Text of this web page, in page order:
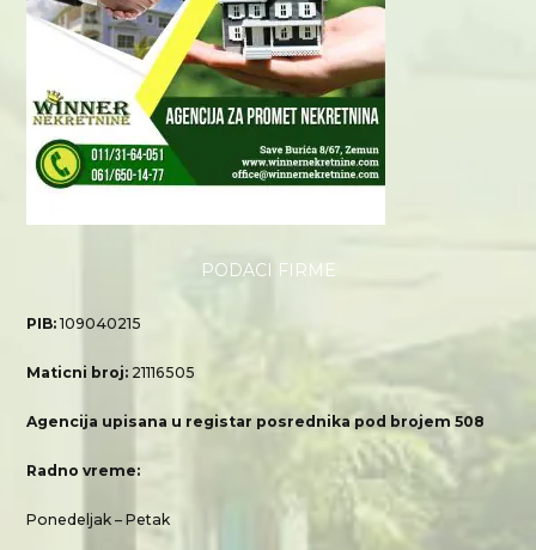
PODACI FIRME
PIB:109040215
Maticni broj: 21116505
Agencija upisana u registar posrednika pod brojem 508
Radno vreme:
Ponedeljak – Petak